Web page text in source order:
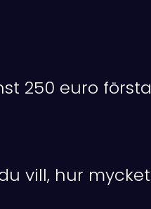
250 euro
vill, hur